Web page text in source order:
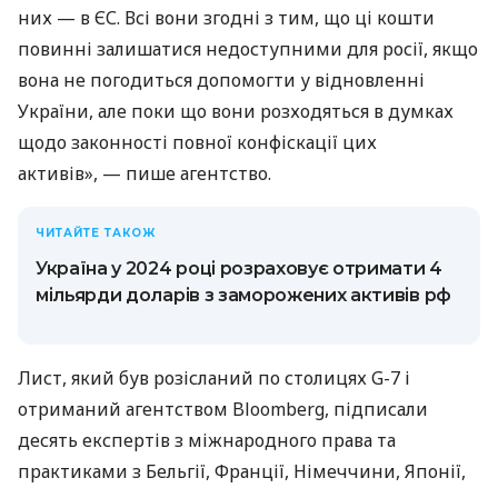
них — в ЄС. Всі вони згодні з тим, що ці кошти
повинні залишатися недоступними для росії, якщо
вона не погодиться допомогти у відновленні
України, але поки що вони розходяться в думках
щодо законності повної конфіскації цих
активів», — пише агентство.
ЧИТАЙТЕ ТАКОЖ
Україна у 2024 році розраховує отримати 4
мільярди доларів з заморожених активів рф
Лист, який був розісланий по столицях G-7 і
отриманий агентством Bloomberg, підписали
десять експертів з міжнародного права та
практиками з Бельгії, Франції, Німеччини, Японії,